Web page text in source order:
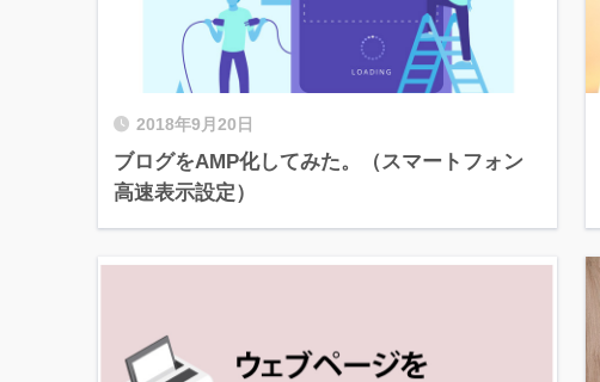
2018年9月20日
ブログをAMP化してみた。（スマートフォン
高速表示設定）